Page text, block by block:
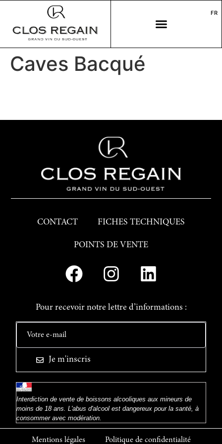
FR
Caves Bacqué
CONTACT FICHES TECHNIQUES
POINTS DE VENTE
Pour recevoir notre lettre d’informations :
Je m'inscris
Interdiction de vente de boissons alcooliques aux mineurs de
moins de 18 ans. L'abus d'alcool est dangereux pour la santé, à
consommer avec modération.
Mentions légales Politique de confidentialité